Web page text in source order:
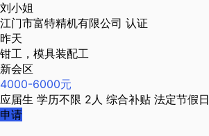
刘小姐
江门市富特精机有限公司 认证
昨天
钳工，模具装配工
新会区
4000-6000元
应届生 学历不限 2人 综合补贴 法定节假日
申请